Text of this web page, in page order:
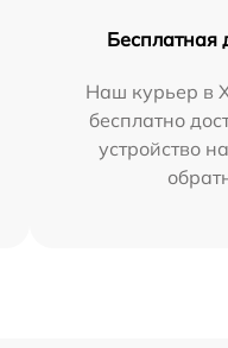
Бесплатная
Наш курьер в
бесплатно
устройство